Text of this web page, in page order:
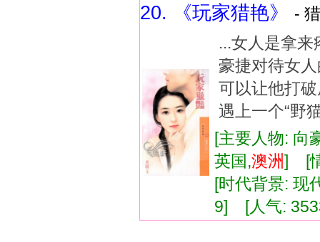
20. 《玩家猎艳》
-
...女人是拿
豪捷对待女
可以让他打
遇上一个“野
[主要人物: 向
英国,澳洲] [
[时代背景:
9] [人气: